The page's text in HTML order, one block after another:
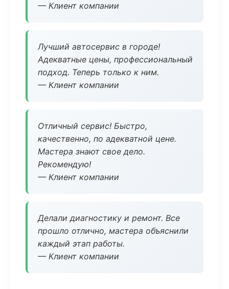
— Клиент компании
Лучший автосервис в городе!
Адекватные цены, профессиональный
подход. Теперь только к ним.
— Клиент компании
Отличный сервис! Быстро,
качественно, по адекватной цене.
Мастера знают свое дело.
Рекомендую!
— Клиент компании
Делали диагностику и ремонт. Все
прошло отлично, мастера объяснили
каждый этап работы.
— Клиент компании